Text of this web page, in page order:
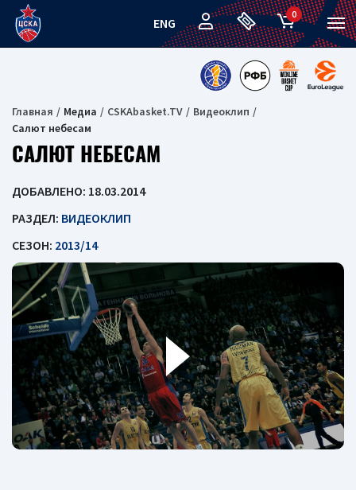
ENG
0
Главная Медиа CSKAbasket.TV
Видеоклип
Салют небесам
САЛЮТ НЕБЕСАМ
ДОБАВЛЕНО: 18.03.2014
РАЗДЕЛ: ВИДЕОКЛИП
СЕЗОН: 2013/14